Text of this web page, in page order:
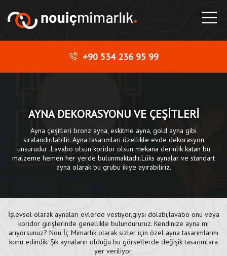
+90 534 236 95 99
AYNA DEKORASYONU VE ÇEŞİTLERİ
Ayna çeşitleri bronz ayna, eskitme ayna, gold ayna gibi
sıralandırılabilir. Ayna tasarımları özellikle evde dekorasyon
unsurudur .Lavabo olsun koridor olsun mekana derinlik katan bu
malzeme hemen her yerde bulunmaktadır.Lüks aynalar ve standart
ayna olarak bu grubu ikiye ayırabiliriz.
İşlevsel olarak aynaları evlerde vestiyer,giysi dolabı,lavabo önü veya
koridor girişlerinde genellikle bulundururuz. Kendinize ayna mı
arıyorsunuz? Nou İç Mimarlık olarak sizler için özel ayna tasarımlarını
konu edindik. Şık aynaların olduğu bu görsellerde değişik tasarımlara
yer veriliyor.